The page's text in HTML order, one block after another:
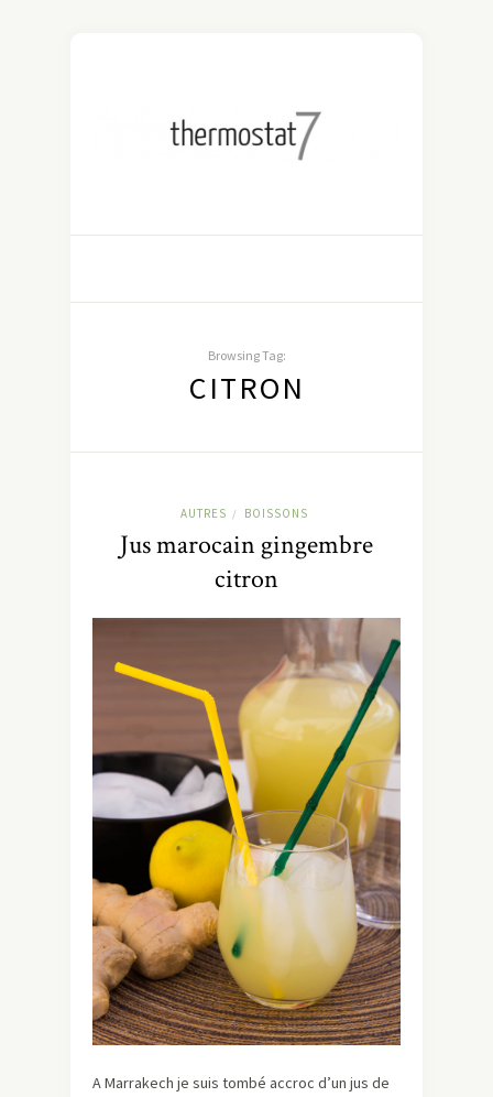
Browsing Tag:
CITRON
AUTRES / BOISSONS
Jus marocain gingembre
citron
A Marrakech je suis tombé accroc d’un jus de